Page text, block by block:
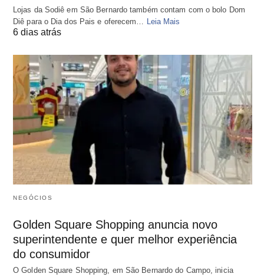
Lojas da Sodiê em São Bernardo também contam com o bolo Dom
Diê para o Dia dos Pais e oferecem… Leia Mais
6 dias atrás
NEGÓCIOS
Golden Square Shopping anuncia novo
superintendente e quer melhor experiência
do consumidor
O Golden Square Shopping, em São Bernardo do Campo, inicia